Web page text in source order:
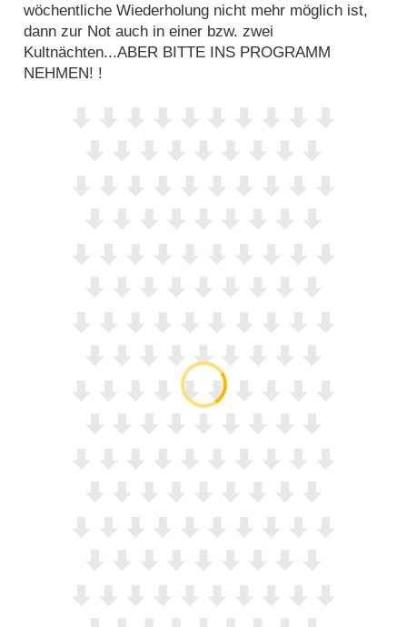
wöchentliche Wiederholung nicht mehr möglich ist,
dann zur Not auch in einer bzw. zwei
Kultnächten...ABER BITTE INS PROGRAMM
NEHMEN! !